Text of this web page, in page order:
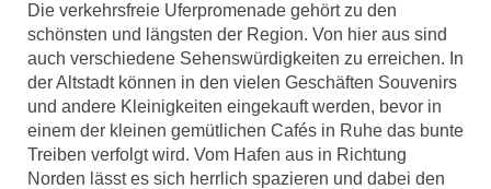
Die verkehrsfreie Uferpromenade gehört zu den
schönsten und längsten der Region. Von hier aus sind
auch verschiedene Sehenswürdigkeiten zu erreichen. In
der Altstadt können in den vielen Geschäften Souvenirs
und andere Kleinigkeiten eingekauft werden, bevor in
einem der kleinen gemütlichen Cafés in Ruhe das bunte
Treiben verfolgt wird. Vom Hafen aus in Richtung
Norden lässt es sich herrlich spazieren und dabei den